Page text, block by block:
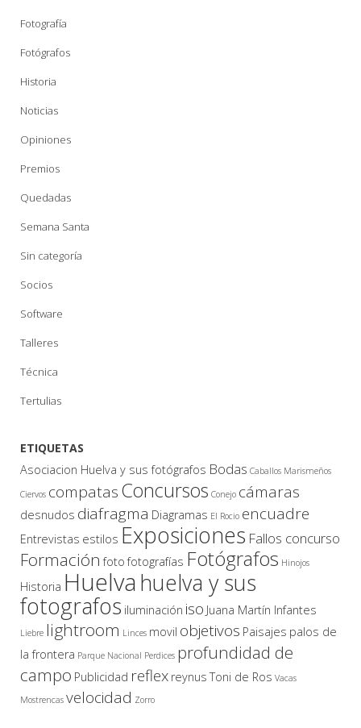
Fotografía
Fotógrafos
Historia
Noticias
Opiniones
Premios
Quedadas
Semana Santa
Sin categoría
Socios
Software
Talleres
Técnica
Tertulias
ETIQUETAS
Asociacion Huelva y sus fotógrafos Bodas Caballos Marismeños
Ciervos compatasConcursos Conejo cámaras
desnudos diafragma Diagramas El Rocio encuadre
Entrevistas estilos Exposiciones Fallos concurso
Formación foto fotografías Fotógrafos Hinojos
Historia Huelvahuelva y sus
fotografos iluminación iso Juana Martín Infantes
Liebre lightroom Linces movil objetivos Paisajes palos de
la frontera Parque Nacional Perdices profundidad de
campo Publicidad reflex reynus Toni de Ros Vacas
Mostrencas velocidad Zorro